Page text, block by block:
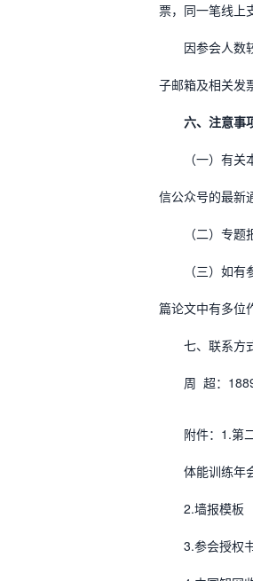
票，同一笔线上
因参会人数
子邮箱及相关发
六、注意事
（一）有
信公众号的最新
（二）专
（三）如
篇论文中有多位
七、联系方
周 超：
附件：1.第
体能训练年
2.墙报模板
3.参会授权